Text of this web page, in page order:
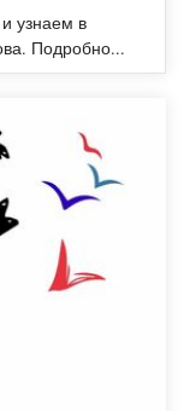
узнаем в
Подробно...